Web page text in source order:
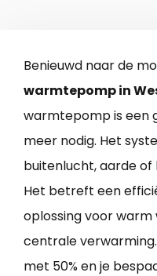
Benieuwd naar de
warmtepomp in
warmtepomp is een
meer nodig. Het
buitenlucht, aarde
Het betreft een
oplossing voor
centrale
met 50% en je